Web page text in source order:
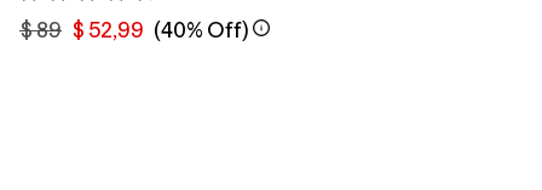
$ 89 $ 52,99 (40% Off)